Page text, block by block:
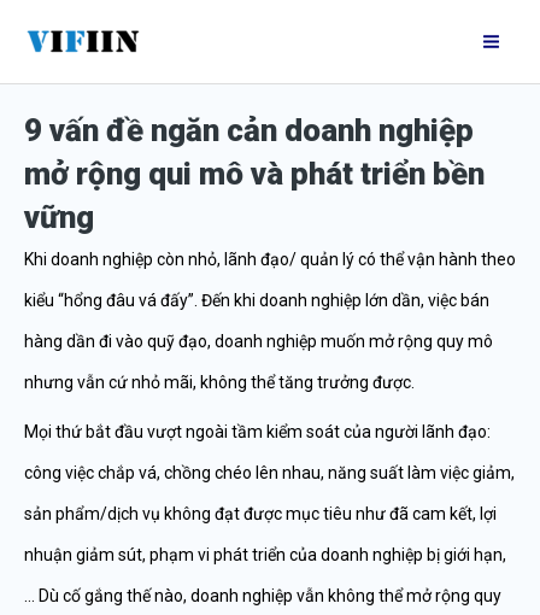
nội
dung9 vấn đề ngăn cản doanh nghiệp
mở rộng qui mô và phát triển bền
vững
Khi doanh nghiệp còn nhỏ, lãnh đạo/ quản lý có thể vận hành theo
kiểu “hổng đâu vá đấy”. Đến khi doanh nghiệp lớn dần, việc bán
hàng dần đi vào quỹ đạo, doanh nghiệp muốn mở rộng quy mô
nhưng vẫn cứ nhỏ mãi, không thể tăng trưởng được.
Mọi thứ bắt đầu vượt ngoài tầm kiểm soát của người lãnh đạo:
công việc chắp vá, chồng chéo lên nhau, năng suất làm việc giảm,
sản phẩm/dịch vụ không đạt được mục tiêu như đã cam kết, lợi
nhuận giảm sút, phạm vi phát triển của doanh nghiệp bị giới hạn,
… Dù cố gắng thế nào, doanh nghiệp vẫn không thể mở rộng quy